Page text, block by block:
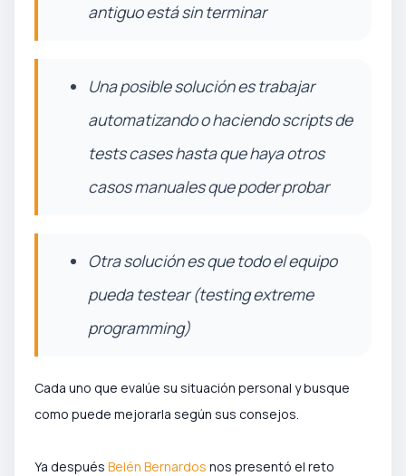
antiguo está sin terminar
Una posible solución es trabajar
automatizando o haciendo scripts de
tests cases hasta que haya otros
casos manuales que poder probar
Otra solución es que todo el equipo
pueda testear (testing extreme
programming)
Cada uno que evalúe su situación personal y busque
como puede mejorarla según sus consejos.
Ya después Belén Bernardos nos presentó el reto